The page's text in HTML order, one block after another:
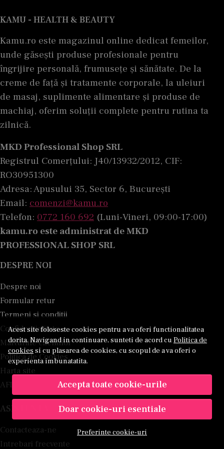
Acest site foloseste cookies pentru a va oferi functionalitatea
dorita. Navigand in continuare, sunteti de acord cu Politica de
cookies si cu plasarea de cookies, cu scopul de a va oferi o
experienta imbunatatita.
Accepta toate cookie-urile
Doar cookie-uri esentiale
Preferinte cookie-uri
KAMU - HEALTH & BEAUTY
Kamu.ro este magazinul online dedicat femeilor,
unde găsești produse profesionale pentru
îngrijire personală, frumusețe și sănătate. De la
creme de față și tratamente corporale, la uleiuri
de masaj, suplimente alimentare și produse de
machiaj, oferim soluții complete pentru rutina ta
zilnică.
MKD Professional Shop SRL
Registrul Comerțului: J40/13932/2012, CIF:
RO30951300
Adresa: Apusului 35, Sector 6, București
Email: comenzi@kamu.ro
Telefon: 0772 160 692 (Luni-Vineri, 09:00-17:00)
kamu.ro este administrat de MKD
PROFESSIONAL SHOP SRL
DESPRE NOI
Despre noi
Formular retur
Termeni si conditii
Confidentialitate
Marturiile clientilor
Politica de Cookies
Harta site
AFILIERE
ASISTENTA
Contacteaza-ne
Intrebari frecvente